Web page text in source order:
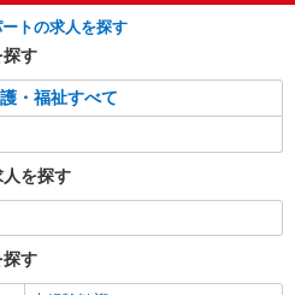
トの求人を探す
探す
・福祉すべて
を探す
探す